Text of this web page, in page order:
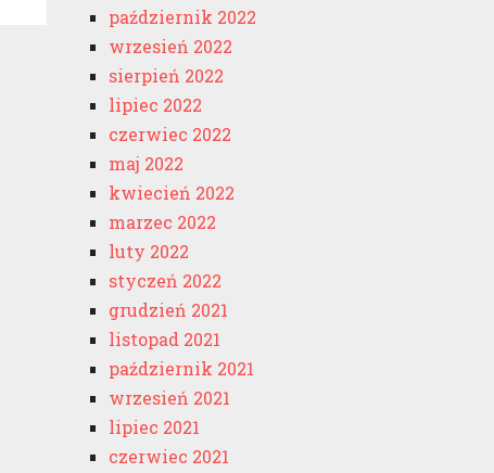
październik 2022
wrzesień 2022
sierpień 2022
lipiec 2022
czerwiec 2022
maj 2022
kwiecień 2022
marzec 2022
luty 2022
styczeń 2022
grudzień 2021
listopad 2021
październik 2021
wrzesień 2021
lipiec 2021
czerwiec 2021